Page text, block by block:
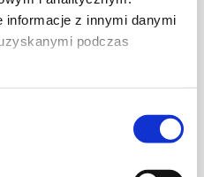
informacje z innymi danymi
podczas